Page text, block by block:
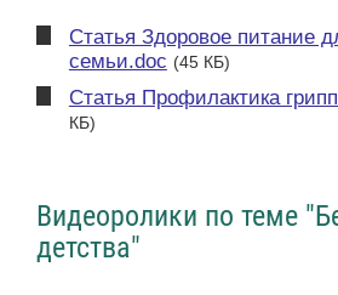
Статья Здоровое питание
семьи.doc (45 КБ)
Статья Профилактика
КБ)
Видеоролики по теме
детства"